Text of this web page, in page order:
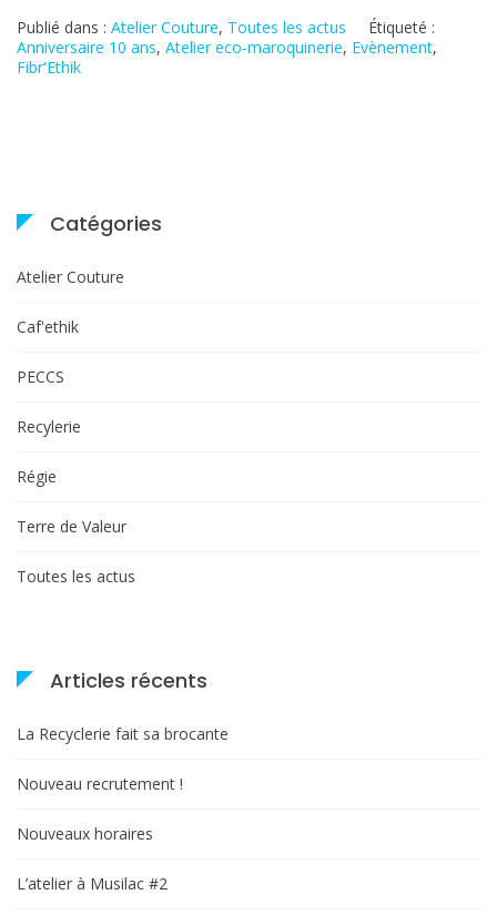
maroquinerie !
Publié dans : Atelier Couture, Toutes les actus
Étiqueté :
Anniversaire 10 ans, Atelier eco-maroquinerie, Evènement,
Fibr'Ethik
Catégories
Atelier Couture
Caf'ethik
PECCS
Recylerie
Régie
Terre de Valeur
Toutes les actus
Articles récents
La Recyclerie fait sa brocante
Nouveau recrutement !
Nouveaux horaires
L’atelier à Musilac #2